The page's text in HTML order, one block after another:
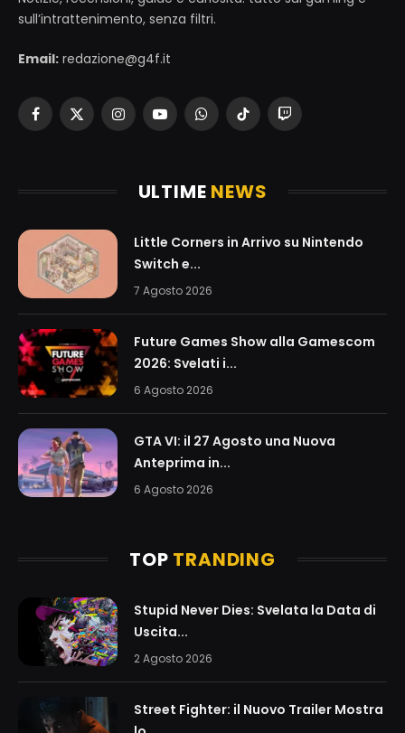
sull’intrattenimento, senza filtri.
Email: redazione@g4f.it
Facebook
X
InstagramYouTubeWhatsAppTikTokTwitch
ULTIME NEWS
Little Corners in Arrivo su Nintendo
Switch e...
7 Agosto 2026
Future Games Show alla Gamescom
2026: Svelati i...
6 Agosto 2026
GTA VI: il 27 Agosto una Nuova
Anteprima in...
6 Agosto 2026
TOP TRANDING
Stupid Never Dies: Svelata la Data di
Uscita...
2 Agosto 2026
Street Fighter: il Nuovo Trailer Mostra